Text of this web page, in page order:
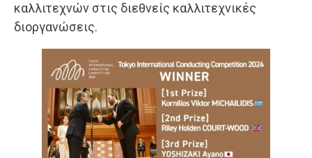
καλλιτεχνών στις διεθνείς καλλιτεχνικές
διοργανώσεις.